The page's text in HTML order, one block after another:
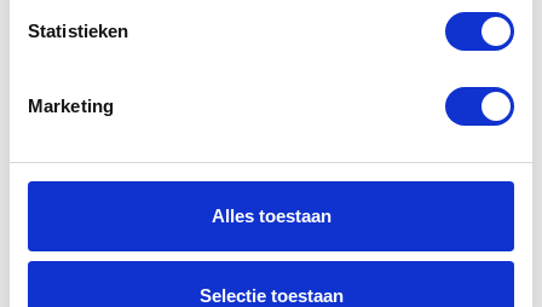
Statistieken
Marketing
Alles toestaan
Selectie toestaan
smeersysteem
Yamalube
Carburettor